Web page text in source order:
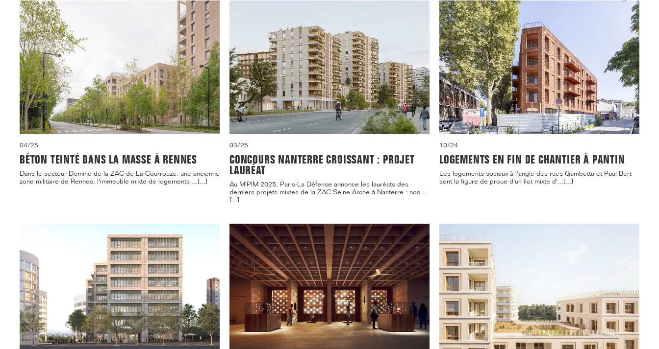
04/25
BÉTON TEINTÉ DANS LA MASSE À RENNES
Dans le secteur Domino de la ZAC de La Courrouze, une ancienne
zone militaire de Rennes, l'immeuble mixte de logements ...[...]
03/25
CONCOURS NANTERRE CROISSANT : PROJET
LAURÉAT
Au MIPIM 2025, Paris-La Défense annonce les lauréats des
derniers projets mixtes de la ZAC Seine Arche à Nanterre : nos...
[...]
10/24
LOGEMENTS EN FIN DE CHANTIER À PANTIN
Les logements sociaux à l'angle des rues Gambetta et Paul Bert
sont la figure de proue d'un îlot mixte d'...[...]